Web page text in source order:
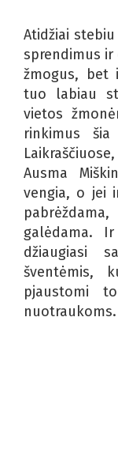
Atidžiai
sprendimus
žmogus,
tuo labiau
vietos
rinkimus
Ausma
vengia, o jei
galėdama.
džiaugiasi
šventėmis,
pjaustomi
nuotraukoms.